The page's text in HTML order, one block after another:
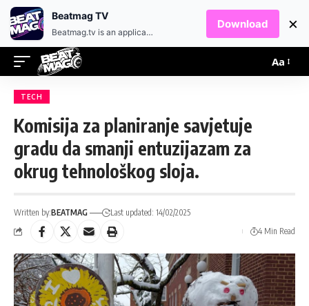
Aa
TECH
Komisija za planiranje savjetuje
gradu da smanji entuzijazam za
okrug tehnološkog sloja.
Written by:BEATMAG
Last updated: 14/02/2025
4 Min Read
Beatmag TV
Beatmag.tv is an application designed for fans of electronic music.
Download ×